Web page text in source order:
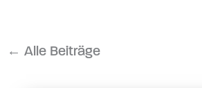
← Alle Beiträge